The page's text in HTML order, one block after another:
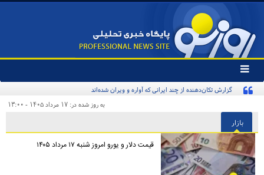
تغییر
وضعیت
منوی
ها
گزارش تکان‌دهنده از چند ایرانی که آواره و ویران شده‌اند
به روز شده در: ۱۷ مرداد ۱۴۰۵ - ۱۳:۰۰
بازار
قیمت دلار و یورو امروز شنبه ۱۷ مرداد ۱۴۰۵